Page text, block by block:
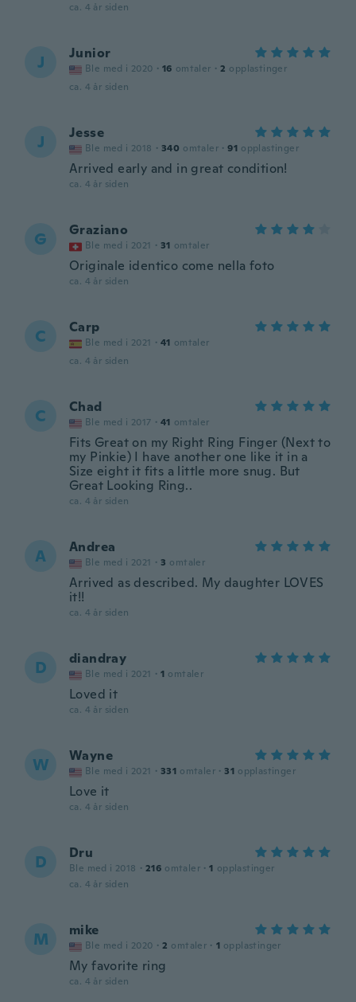
ca. 4 år siden
J Junior
Ble med i 2020 · 16 omtaler · 2 opplastinger
ca. 4 år siden
J Jesse
Ble med i 2018 · 340 omtaler · 91 opplastinger
Arrived early and in great condition!
ca. 4 år siden
G Graziano
Ble med i 2021 · 31 omtaler
Originale identico come nella foto
ca. 4 år siden
C Carp
Ble med i 2021 · 41 omtaler
ca. 4 år siden
C Chad
Ble med i 2017 · 41 omtaler
Fits Great on my Right Ring Finger (Next to
my Pinkie) I have another one like it in a
Size eight it fits a little more snug. But
Great Looking Ring..
ca. 4 år siden
A Andrea
Ble med i 2021 · 3 omtaler
Arrived as described. My daughter LOVES
it!!
ca. 4 år siden
D diandray
Ble med i 2021 · 1 omtaler
Loved it
ca. 4 år siden
W Wayne
Ble med i 2021 · 331 omtaler · 31 opplastinger
Love it
ca. 4 år siden
D Dru
Ble med i 2018 · 216 omtaler · 1 opplastinger
ca. 4 år siden
M mike
Ble med i 2020 · 2 omtaler · 1 opplastinger
My favorite ring
ca. 4 år siden